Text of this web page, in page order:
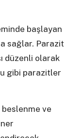
başlayan
sağlar. Parazit
düzenli olarak
gibi parazitler
beslenme ve